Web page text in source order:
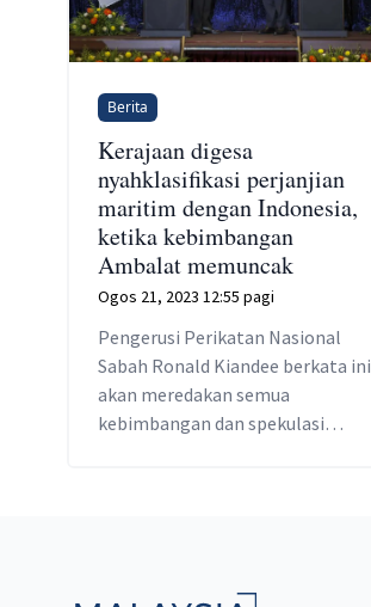
Berita
Kerajaan digesa
nyahklasifikasi perjanjian
maritim dengan Indonesia,
ketika kebimbangan
Ambalat memuncak
Ogos 21, 2023 12:55 pagi
Pengerusi Perikatan Nasional
Sabah Ronald Kiandee berkata ini
akan meredakan semua
kebimbangan dan spekulasi